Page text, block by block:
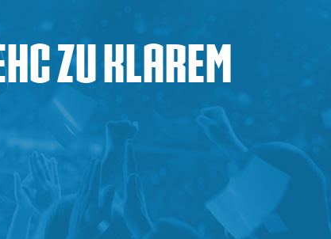
zu klarem